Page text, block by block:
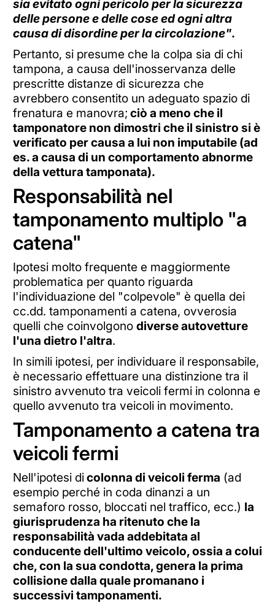
sia evitato ogni pericolo per la sicurezza
delle persone e delle cose ed ogni altra
causa di disordine per la circolazione".
Pertanto, si presume che la colpa sia di chi
tampona, a causa dell'inosservanza delle
prescritte distanze di sicurezza che
avrebbero consentito un adeguato spazio di
frenatura e manovra; ciò a meno che il
tamponatore non dimostri che il sinistro si è
verificato per causa a lui non imputabile (ad
es. a causa di un comportamento abnorme
della vettura tamponata).
Responsabilità nel
tamponamento multiplo "a
catena"
Ipotesi molto frequente e maggiormente
problematica per quanto riguarda
l'individuazione del "colpevole" è quella dei
cc.dd. tamponamenti a catena, ovverosia
quelli che coinvolgono diverse autovetture
l'una dietro l'altra.
In simili ipotesi, per individuare il responsabile,
è necessario effettuare una distinzione tra il
sinistro avvenuto tra veicoli fermi in colonna e
quello avvenuto tra veicoli in movimento.
Tamponamento a catena tra
veicoli fermi
Nell'ipotesi dicolonna di veicoli ferma (ad
esempio perché in coda dinanzi a un
semaforo rosso, bloccati nel traffico, ecc.) la
giurisprudenza ha ritenuto che la
responsabilità vada addebitata al
conducente dell'ultimo veicolo, ossia a colui
che, con la sua condotta, genera la prima
collisione dalla quale promanano i
successivi tamponamenti.